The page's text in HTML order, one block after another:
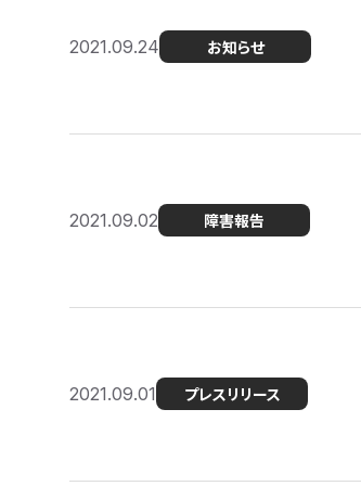
2021.09.24 お知らせ
2021.09.02 障害報告
2021.09.01 プレスリリース